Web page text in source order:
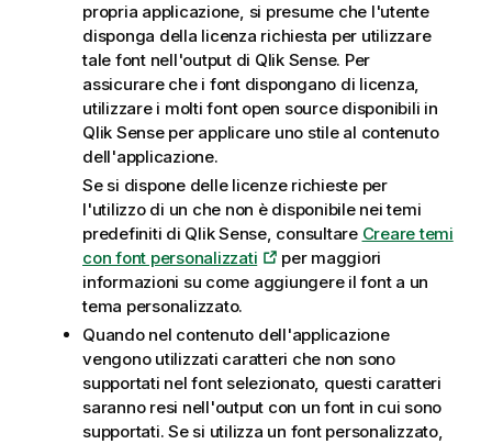
propria applicazione, si presume che l'utente
disponga della licenza richiesta per utilizzare
tale font nell'output di Qlik Sense. Per
assicurare che i font dispongano di licenza,
utilizzare i molti font open source disponibili in
Qlik Senseper applicare uno stile al contenuto
dell'applicazione.
Se si dispone delle licenze richieste per
l'utilizzo di un che non è disponibile nei temi
predefiniti di Qlik Sense, consultare Creare temi
con font personalizzati
per maggiori
informazioni su come aggiungere il font a un
tema personalizzato.
Quando nel contenuto dell'applicazione
vengono utilizzati caratteri che non sono
supportati nel font selezionato, questi caratteri
saranno resi nell'output con un font in cui sono
supportati. Se si utilizza un font personalizzato,